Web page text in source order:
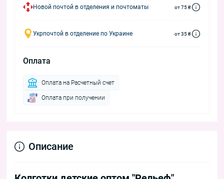
Новой почтой в отделения и почтоматы от 75 ₴
Укрпочтой в отделение по Украине от 35 ₴
Оплата
Оплата на Расчетный счет
Оплата при получении
Описание